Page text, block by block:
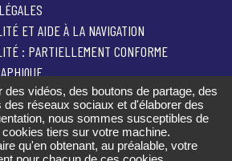
ET AIDE À LA NAVIGATION
: PARTIELLEMENT CONFORME
COOKIES
des vidéos, des boutons de partage, des
réseaux sociaux et d'élaborer des
nous sommes susceptibles de
tiers sur votre machine.
qu'en obtenant, au préalable, votre